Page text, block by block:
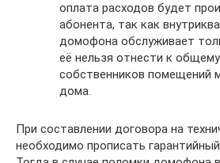
оплата расходов будет
абонента, так как
домофона обслуживает
её нельзя отнести к
собственников помещений
дома.
При составлении договора на
необходимо прописать